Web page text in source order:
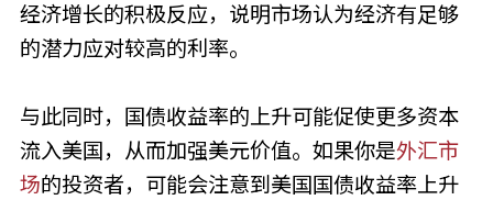
经济增长的积极反应，说明市场认为经济有足够
的潜力应对较高的利率。
与此同时，国债收益率的上升可能促使更多资本
流入美国，从而加强美元价值。如果你是外汇市
场的投资者，可能会注意到美国国债收益率上升